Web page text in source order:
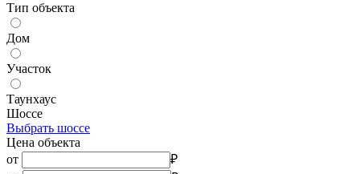
Тип объекта
Дом
Участок
Таунхаус
Шоссе
Выбрать шоссе
Цена объекта
от
₽